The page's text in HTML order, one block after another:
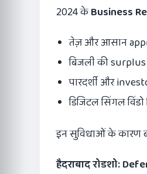
2024 केBusiness
तेज़ और आसान
बिजली की
पारदर्शी और
डिजिटल सिंगल
इन सुविधाओं के कारण
हैदराबाद रोडशो: